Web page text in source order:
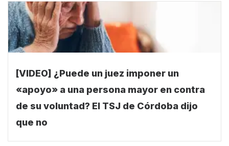
[VIDEO] ¿Puede un juez imponer un
«apoyo» a una persona mayor en contra
de su voluntad? El TSJ de Córdoba dijo
que no